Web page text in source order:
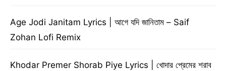
Age Jodi Janitam Lyrics | আগে যদি জানিতাম – Saif
Zohan Lofi Remix
Khodar Premer Shorab Piye Lyrics | খোদার প্রেমের শরাব